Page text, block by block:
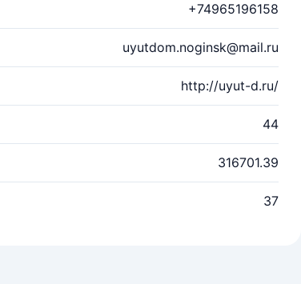
+74965196158
uyutdom.noginsk@mail.ru
http://uyut-d.ru/
44
316701.39
37